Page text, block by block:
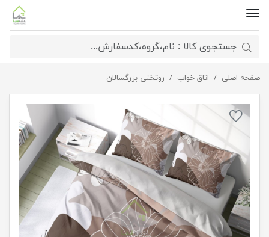
صفحه اصلی اتاق خواب روتختی بزرگسالان روتختی پینترستی